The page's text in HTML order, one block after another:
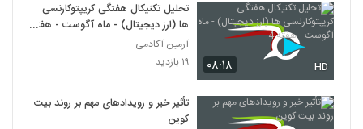
۰۸:۱۸ HD
تحلیل تکنیکال هفتگی کریپتوکارنسی
ها (ارز دیجیتال) - ماه آگوست - هفته
4
آرمین آکادمی
۱۹ بازدید
تأثیر خبر و رویدادهای مهم بر روند بیت
کوین